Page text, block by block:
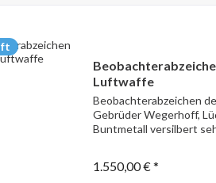
Luftwaffe
Beobachterabzeichen
Gebrüder Wegerhoff,
Buntmetall versilbert
1.550,00 € *